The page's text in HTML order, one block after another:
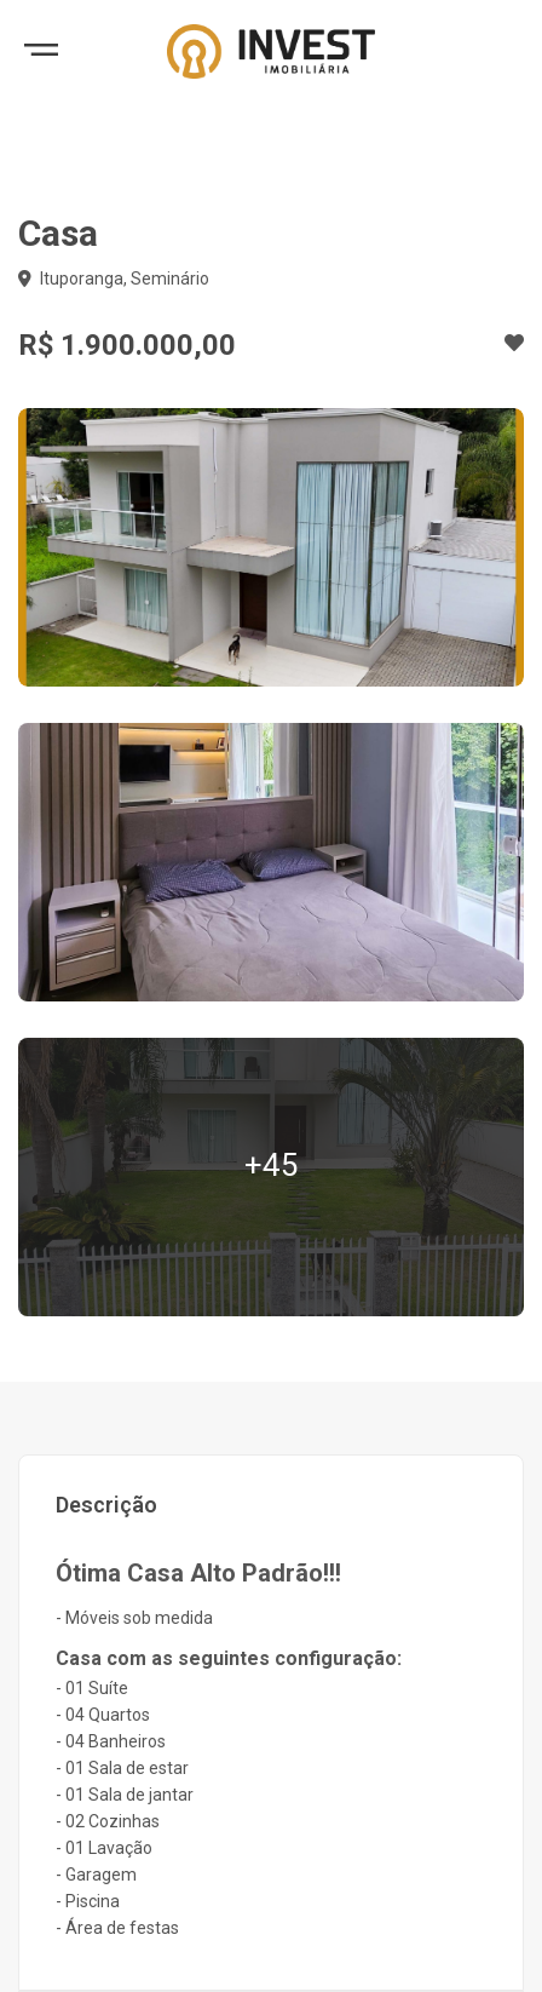
Casa
Ituporanga, Seminário
R$ 1.900.000,00
+45
Descrição
Ótima Casa Alto Padrão!!!
- Móveis sob medida
Casa com as seguintes configuração:
- 01 Suíte
- 04 Quartos
- 04 Banheiros
- 01 Sala de estar
- 01 Sala de jantar
- 02 Cozinhas
- 01 Lavação
- Garagem
- Piscina
- Área de festas